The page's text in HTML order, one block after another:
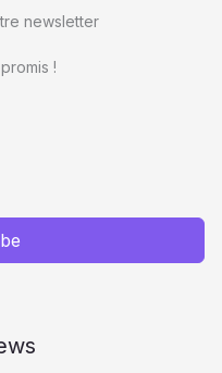
newsletter
!